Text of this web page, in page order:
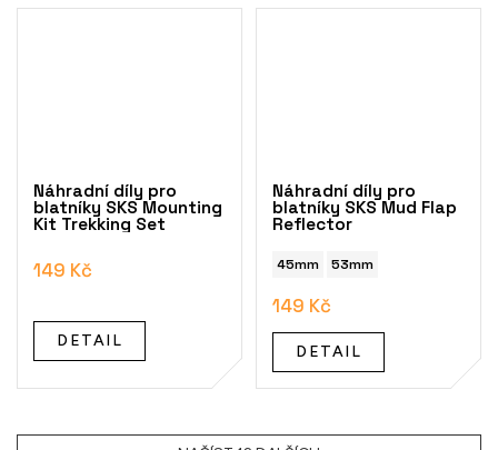
Náhradní díly pro
blatníky SKS Mounting
Kit Trekking Set
149 Kč
DETAIL
Náhradní díly pro
blatníky SKS Mud Flap
Reflector
45mm 53mm
149 Kč
DETAIL